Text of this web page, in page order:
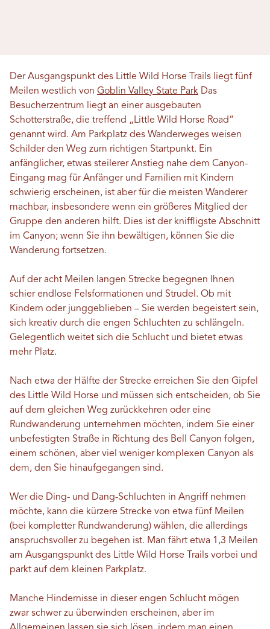
Der Ausgangspunkt des Little Wild Horse Trails liegt fünf
Meilen westlich von Goblin Valley State Park Das
Besucherzentrum liegt an einer ausgebauten
Schotterstraße, die treffend „Little Wild Horse Road“
genannt wird. Am Parkplatz des Wanderweges weisen
Schilder den Weg zum richtigen Startpunkt. Ein
anfänglicher, etwas steilerer Anstieg nahe dem Canyon-
Eingang mag für Anfänger und Familien mit Kindern
schwierig erscheinen, ist aber für die meisten Wanderer
machbar, insbesondere wenn ein größeres Mitglied der
Gruppe den anderen hilft. Dies ist der kniffligste Abschnitt
im Canyon; wenn Sie ihn bewältigen, können Sie die
Wanderung fortsetzen.
Auf der acht Meilen langen Strecke begegnen Ihnen
schier endlose Felsformationen und Strudel. Ob mit
Kindern oder junggeblieben – Sie werden begeistert sein,
sich kreativ durch die engen Schluchten zu schlängeln.
Gelegentlich weitet sich die Schlucht und bietet etwas
mehr Platz.
Nach etwa der Hälfte der Strecke erreichen Sie den Gipfel
des Little Wild Horse und müssen sich entscheiden, ob Sie
auf dem gleichen Weg zurückkehren oder eine
Rundwanderung unternehmen möchten, indem Sie einer
unbefestigten Straße in Richtung des Bell Canyon folgen,
einem schönen, aber viel weniger komplexen Canyon als
dem, den Sie hinaufgegangen sind.
Wer die Ding- und Dang-Schluchten in Angriff nehmen
möchte, kann die kürzere Strecke von etwa fünf Meilen
(bei kompletter Rundwanderung) wählen, die allerdings
anspruchsvoller zu begehen ist. Man fährt etwa 1,3 Meilen
am Ausgangspunkt des Little Wild Horse Trails vorbei und
parkt auf dem kleinen Parkplatz.
Manche Hindernisse in dieser engen Schlucht mögen
zwar schwer zu überwinden erscheinen, aber im